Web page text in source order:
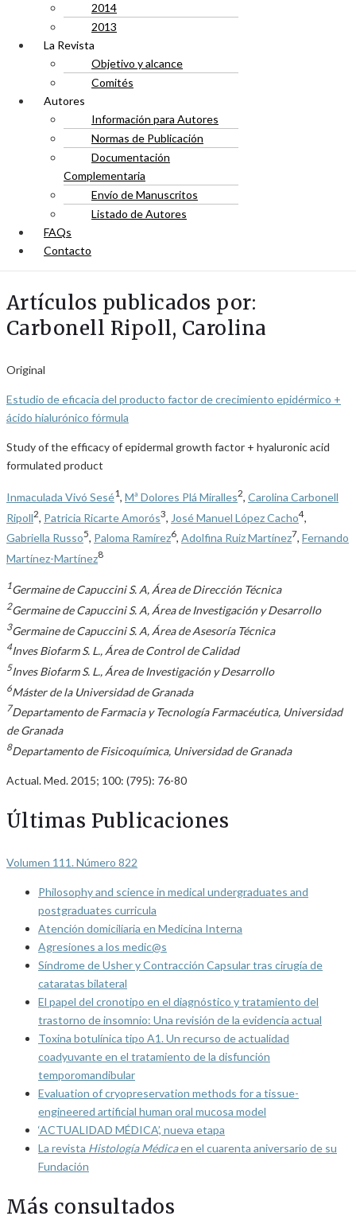
2014
2013
La Revista
Objetivo y alcance
Comités
Autores
Información para Autores
Normas de Publicación
Documentación
Complementaria
Envío de Manuscritos
Listado de Autores
FAQs
Contacto
Artículos publicados por:
Carbonell Ripoll, Carolina
Original
Estudio de eficacia del producto factor de crecimiento epidérmico +
ácido hialurónico fórmula
Study of the efficacy of epidermal growth factor + hyaluronic acid
formulated product
Inmaculada Vivó Sesé1, Mª Dolores Plá Miralles2, Carolina Carbonell
Ripoll2 Patricia Ricarte Amorós3 José Manuel López Cacho4
Gabriella Russo5, Paloma Ramírez6, Adolfina Ruiz Martínez7, Fernando
Martínez-Martínez8
1Germaine de Capuccini S. A, Área de Dirección Técnica
2Germaine de Capuccini S. A, Área de Investigación y Desarrollo
3Germaine de Capuccini S. A, Área de Asesoría Técnica
4Inves Biofarm S. L., Área de Control de Calidad
5Inves Biofarm S. L., Área de Investigación y Desarrollo
6Máster de la Universidad de Granada
7Departamento de Farmacia y Tecnología Farmacéutica, Universidad
de Granada
8Departamento de Fisicoquímica, Universidad de Granada
Actual. Med. 2015; 100: (795): 76-80
Últimas Publicaciones
Volumen 111. Número 822
Philosophy and science in medical undergraduates and
postgraduates curricula
Atención domiciliaria en Medicina Interna
Agresiones a los medic@s
Síndrome de Usher y Contracción Capsular tras cirugía de
cataratas bilateral
El papel del cronotipo en el diagnóstico y tratamiento del
trastorno de insomnio: Una revisión de la evidencia actual
Toxina botulínica tipo A1. Un recurso de actualidad
coadyuvante en el tratamiento de la disfunción
temporomandibular
Evaluation of cryopreservation methods for a tissue-
engineered artificial human oral mucosa model
‘ACTUALIDAD MÉDICA’, nueva etapa
La revista Histología Médicaen el cuarenta aniversario de su
Fundación
Más consultados